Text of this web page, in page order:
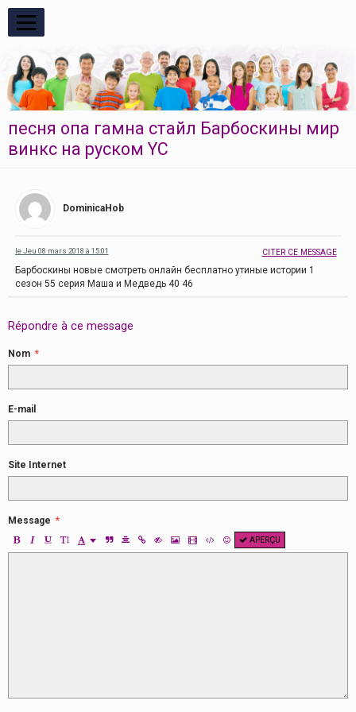
песня опа гамна стайл Барбоскины мир
винкс на руском YC
DominicaHob
le Jeu 08 mars 2018 à 15:01 CITER CE MESSAGE
Барбоскины новые смотреть онлайн бесплатно утиные истории 1
сезон 55 серия Маша и Медведь 40 46
Répondre à ce message
Nom
E-mail
Site Internet
Message
APERÇU